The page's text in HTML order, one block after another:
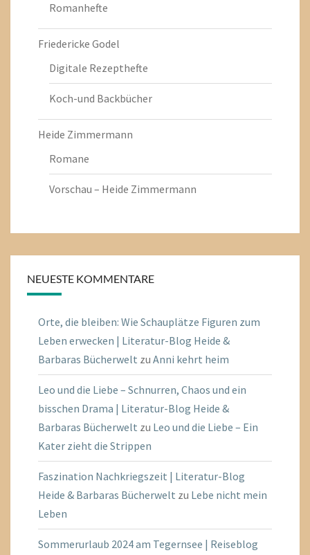
Romanhefte
Friedericke Godel
Digitale Rezepthefte
Koch-und Backbücher
Heide Zimmermann
Romane
Vorschau – Heide Zimmermann
NEUESTE KOMMENTARE
Orte, die bleiben: Wie Schauplätze Figuren zum
Leben erwecken | Literatur-Blog Heide &
Barbaras Bücherwelt zu Anni kehrt heim
Leo und die Liebe – Schnurren, Chaos und ein
bisschen Drama | Literatur-Blog Heide &
Barbaras Bücherwelt zu Leo und die Liebe – Ein
Kater zieht die Strippen
Faszination Nachkriegszeit | Literatur-Blog
Heide & Barbaras Bücherwelt zu Lebe nicht mein
Leben
Sommerurlaub 2024 am Tegernsee | Reiseblog